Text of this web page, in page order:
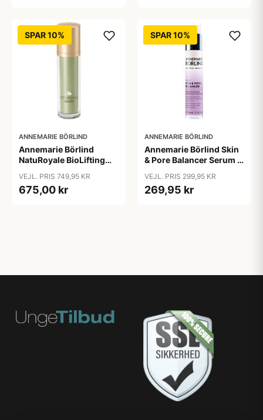
SPAR 10%
ANNEMARIE BÖRLIND
Annemarie Börlind
NatuRoyale BioLifting
VEJL. PRIS 749,95 KR
675,00 kr
SPAR 10%
ANNEMARIE BÖRLIND
Annemarie Börlind Skin
& Pore Balancer Serum -
VEJL. PRIS 299,95 KR
269,95 kr